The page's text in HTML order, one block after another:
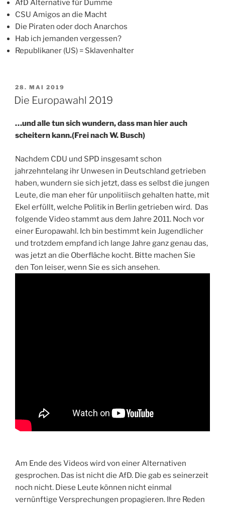
AfD Alternative für Dumme
CSU Amigos an die Macht
Die Piraten oder doch Anarchos
Hab ich jemanden vergessen?
Republikaner (US) = Sklavenhalter
VERÖFFENTLICHT
AM
28. MAI 2019
Die Europawahl 2019
…und alle tun sich wundern, dass man hier auch
scheitern kann.(Frei nach W. Busch)
Nachdem CDU und SPD insgesamt schon
jahrzehntelang ihr Unwesen in Deutschland getrieben
haben, wundern sie sich jetzt, dass es selbst die jungen
Leute, die man eher für unpolitiisch gehalten hatte, mit
Ekel erfüllt, welche Politik in Berlin getrieben wird. Das
folgende Video stammt aus dem Jahre 2011. Noch vor
einer Europawahl. Ich bin bestimmt kein Jugendlicher
und trotzdem empfand ich lange Jahre ganz genau das,
was jetzt an die Oberfläche kocht. Bitte machen Sie
den Ton leiser, wenn Sie es sich ansehen.
Am Ende des Videos wird von einer Alternativen
gesprochen. Das ist nicht die AfD. Die gab es seinerzeit
noch nicht. Diese Leute können nicht einmal
vernünftige Versprechungen propagieren. Ihre Reden